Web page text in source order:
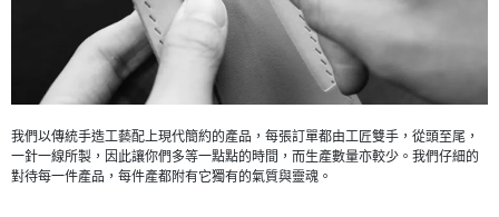
我們以傳統手造工藝配上現代簡約的產品，每張訂單都由工匠雙手，從頭至尾，
一針一線所製，因此讓你們多等一點點的時間，而生產數量亦較少。我們仔細的
對待每一件產品，每件產都附有它獨有的氣質與靈魂。